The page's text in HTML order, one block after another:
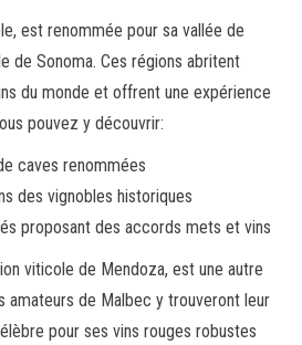
est renommée pour sa vallée de
de Sonoma. Ces régions abritent
du monde et offrent une expérience
pouvez y découvrir:
caves renommées
des vignobles historiques
proposant des accords mets et vins
viticole de Mendoza, est une autre
amateurs de Malbec y trouveront leur
pour ses vins rouges robustes